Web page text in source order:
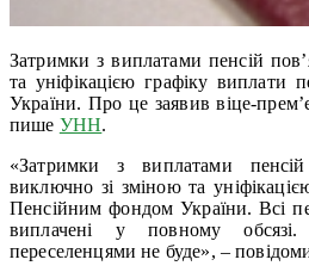
Затримки з виплатами пенсій
та уніфікацією графіку виплати
України. Про це заявив віце-
пише УНН.
«Затримки з виплатами пенсій
виключно зі зміною та
Пенсійним фондом України. Всі
виплачені у повному
переселенцями не буде», –